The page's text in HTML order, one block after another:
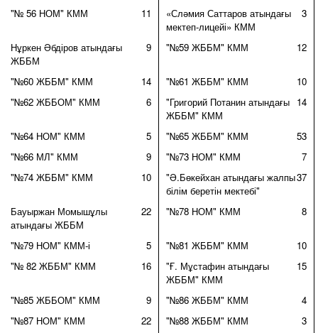
"№ 56 НОМ" КММ 11
«Сләмия Саттаров атындағы
мектеп-лицейі» КММ
3
Нұркен Әбдіров атындағы
ЖББМ
9 "№59 ЖББМ" КММ 12
"№60 ЖББМ" КММ 14 "№61 ЖББМ" КММ
10
"№62 ЖББОМ" КММ
6
"Григорий Потанин атындағы
ЖББМ" КММ
14
"№64 НОМ" КММ 5 "№65 ЖББМ" КММ
53
"№66 МЛ" КММ
9 "№73 НОМ" КММ
7
"№74 ЖББМ" КММ
10
"Ә.Бөкейхан атындағы жалпы
білім беретін мектебі"
37
Бауыржан Момышұлы
атындағы ЖББМ
22 "№78 НОМ" КММ 8
"№79 НОМ" КММ-і 5 "№81 ЖББМ" КММ
10
"№ 82 ЖББМ" КММ
16
"Ғ. Мұстафин атындағы
ЖББМ" КММ
15
"№85 ЖББОМ" КММ 9 "№86 ЖББМ" КММ
4
"№87 НОМ" КММ
22 "№88 ЖББМ" КММ
3